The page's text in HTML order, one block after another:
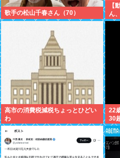
歌手の松山千春さん（70）
【
ん
チ
高市の消費税減税ちょっとひどい
わ
22
30
こ